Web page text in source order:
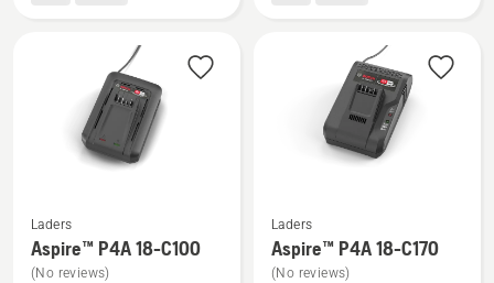
productbeoordeling
Bekijk
meer
Laders
Aspire™ P4A 18-C100
(No reviews)
Bekijk
meer
Laders
Aspire™ P4A 18-C170
(No reviews)